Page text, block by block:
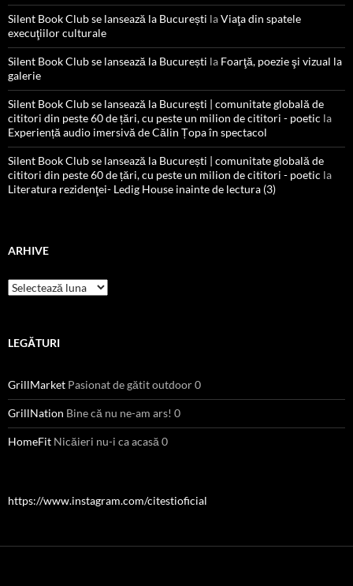
Silent Book Club se lansează la București laViaţa din spatele
execuţiilor culturale
Silent Book Club se lansează la București la Foarţă, poezie şi vizual la
galerie
Silent Book Club se lansează la București | comunitate globală de
cititori din peste 60 de țări, cu peste un milion de cititori - poetic la
Experiență audio imersivă de Călin Țopa în spectacol
Silent Book Club se lansează la București | comunitate globală de
cititori din peste 60 de țări, cu peste un milion de cititori - poetic la
Literatura rezidenţei- Ledig House inainte de lectura (3)
ARHIVE
Arhive
LEGĂTURI
GrillMarket Pasionat de gătit outdoor 0
GrillNation Bine că nu ne-am ars! 0
HomeFit Nicăieri nu-i ca acasă 0
https://www.instagram.com/citestioficial